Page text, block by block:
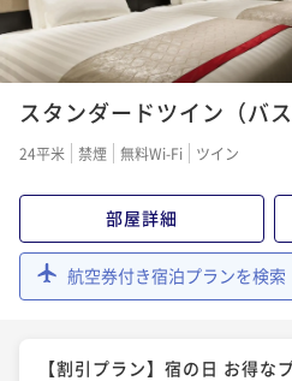
スタンダードツイン（バス
24平米 禁煙 無料Wi-Fi ツイン
部屋詳細
航空券付き宿泊プランを検索
【割引プラン】宿の日 お得な